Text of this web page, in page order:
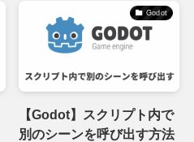
Godot
【Godot】スクリプト内で
別のシーンを呼び出す方法